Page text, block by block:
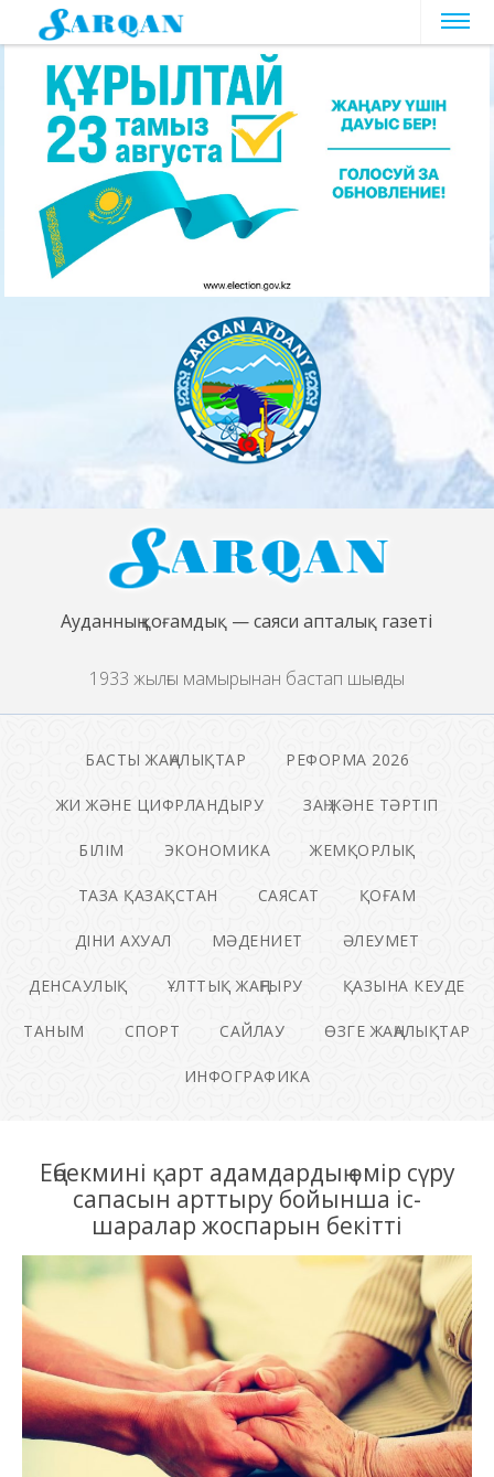
Ауданның қоғамдық — саяси апталық газеті
1933 жылғы мамырынан бастап шығады
БАСТЫ ЖАҢАЛЫҚТАР РЕФОРМА 2026
ЖИ ЖӘНЕ ЦИФРЛАНДЫРУ ЗАҢ ЖӘНЕ ТӘРТІП
БІЛІМ ЭКОНОМИКА ЖЕМҚОРЛЫҚ
ТАЗА ҚАЗАҚСТАН САЯСАТ ҚОҒАМ
ДІНИ АХУАЛ МӘДЕНИЕТ ӘЛЕУМЕТ
ДЕНСАУЛЫҚ ҰЛТТЫҚ ЖАҢҒЫРУ ҚАЗЫНА КЕУДЕ
ТАНЫМ СПОРТ САЙЛАУ ӨЗГЕ ЖАҢАЛЫҚТАР
ИНФОГРАФИКА
Еңбекмині қарт адамдардың өмір сүру
сапасын арттыру бойынша іс-
шаралар жоспарын бекітті